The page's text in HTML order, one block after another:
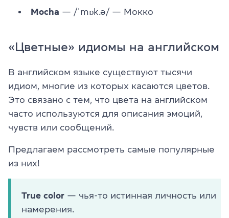
Mocha — /ˈmɒk.ə/ — Мокко
«Цветные» идиомы на английском
В английском языке существуют тысячи
идиом, многие из которых касаются цветов.
Это связано с тем, что цвета на английском
часто используются для описания эмоций,
чувств или сообщений.
Предлагаем рассмотреть самые популярные
из них!
True color — чья-то истинная личность или
намерения.